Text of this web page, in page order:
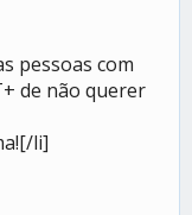
pessoas com
de não querer
li]